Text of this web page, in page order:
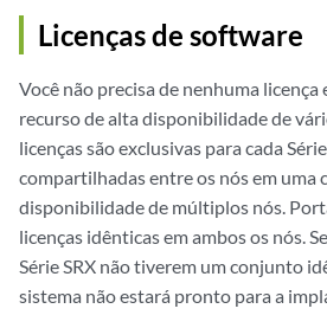
Licenças de software
Você não precisa de nenhuma licença
recurso de alta disponibilidade de
licenças são exclusivas para cada
compartilhadas entre os nós em uma
disponibilidade de múltiplos nós.
licenças idênticas em ambos os nós.
Série SRX não tiverem um conjunto
sistema não estará pronto para a